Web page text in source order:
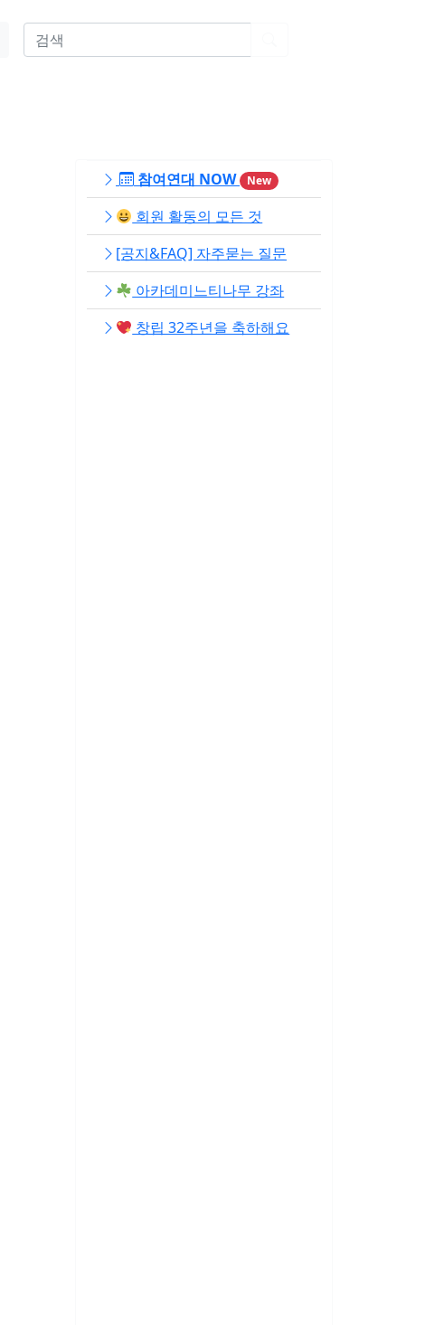
참여연대 NOW New
회원 활동의 모든 것
[공지&FAQ] 자주묻는 질문
아카데미느티나무 강좌
창립 32주년을 축하해요